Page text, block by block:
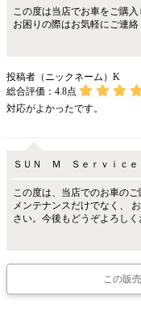
この度は当店でお車をご購
お困りの際はお気軽にご連絡
投稿者（ニックネーム）K
総合評価： 4.8点
対応がよかったです。
ＳＵＮ Ｍ Ｓｅｒｖｉｃｅ
この度は、当店でのお車の
メンテナンスだけでなく、
さい。今後もどうぞよろしく
この販